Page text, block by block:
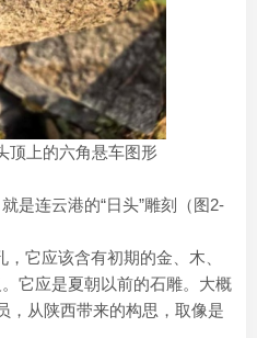
顶上的六角悬车图形
是连云港的“日头”雕刻（图2-
它应该含有初期的金、木、
它应是夏朝以前的石雕。大概
从陕西带来的构思，取像是